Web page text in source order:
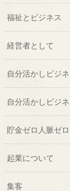
福祉とビジネス
経営者として
自分活かしビジ
自分活かしビジ
貯金ゼロ人脈ゼ
起業について
集客